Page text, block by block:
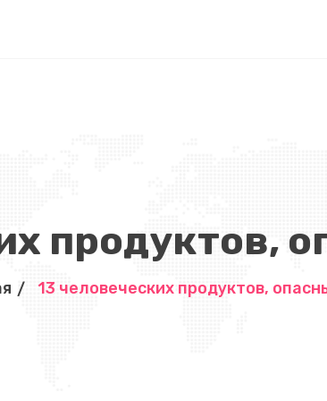
продуктов,
13 человеческих продуктов,